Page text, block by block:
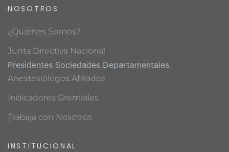
NOSOTROS
¿Quiénes Somos?
Junta Directiva Nacional
Presidentes Sociedades Departamentales
Anestesiólogos Afiliados
Indicadores Gremiales
Trabaja con Nosotros
INSTITUCIONAL